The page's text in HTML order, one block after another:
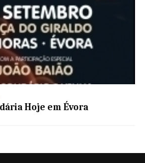
Hoje em Évora